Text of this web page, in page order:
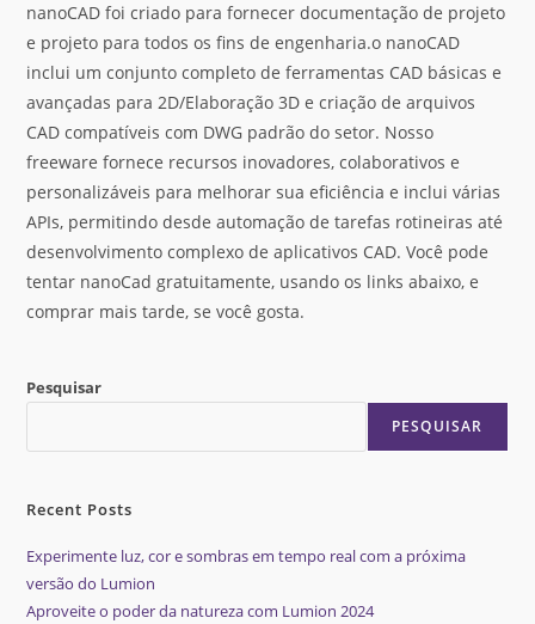
nanoCAD foi criado para fornecer documentação de projeto
e projeto para todos os fins de engenharia.o nanoCAD
inclui um conjunto completo de ferramentas CAD básicas e
avançadas para 2D/Elaboração 3D e criação de arquivos
CAD compatíveis com DWG padrão do setor. Nosso
freeware fornece recursos inovadores, colaborativos e
personalizáveis para melhorar sua eficiência e inclui várias
APIs, permitindo desde automação de tarefas rotineiras até
desenvolvimento complexo de aplicativos CAD. Você pode
tentar nanoCad gratuitamente, usando os links abaixo, e
comprar mais tarde, se você gosta.
Pesquisar
PESQUISAR
Recent Posts
Experimente luz, cor e sombras em tempo real com a próxima
versão do Lumion
Aproveite o poder da natureza com Lumion 2024